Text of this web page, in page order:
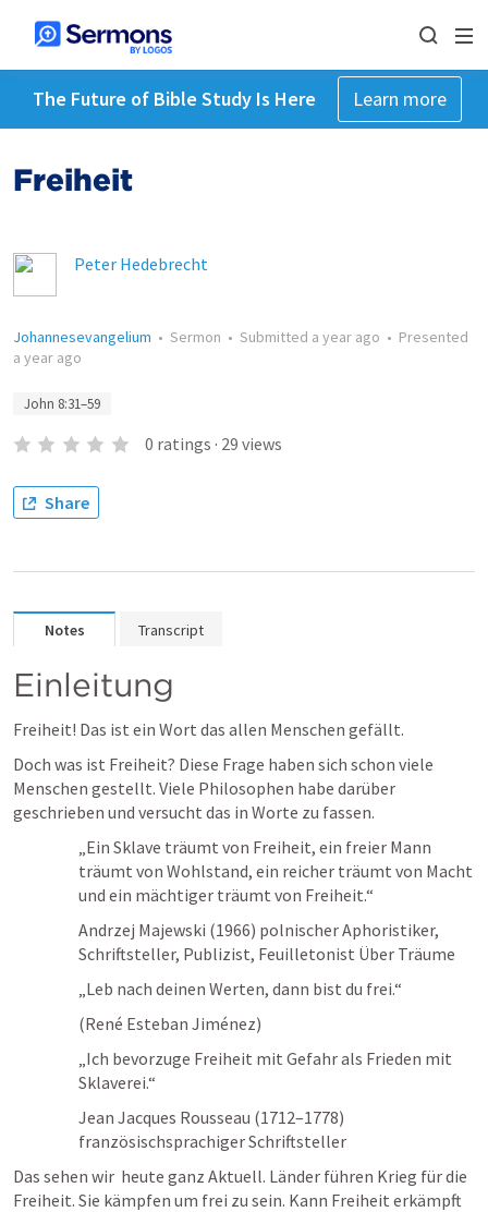
The Future of Bible Study Is Here Learn more
Freiheit
Peter Hedebrecht
Johannesevangelium • Sermon • Submitted a year ago • Presented
a year ago
John 8:31–59
0 ratings · 29 views
Share
Notes Transcript
Einleitung
Freiheit! Das ist ein Wort das allen Menschen gefällt.
Doch was ist Freiheit? Diese Frage haben sich schon viele
Menschen gestellt. Viele Philosophen habe darüber
geschrieben und versucht das in Worte zu fassen.
„Ein Sklave träumt von Freiheit, ein freier Mann
träumt von Wohlstand, ein reicher träumt von Macht
und ein mächtiger träumt von Freiheit.“
Andrzej Majewski (1966) polnischer Aphoristiker,
Schriftsteller, Publizist, Feuilletonist Über Träume
„Leb nach deinen Werten, dann bist du frei.“
(René Esteban Jiménez)
„Ich bevorzuge Freiheit mit Gefahr als Frieden mit
Sklaverei.“
Jean Jacques Rousseau (1712–1778)
französischsprachiger Schriftsteller
Das sehen wir  heute ganz Aktuell. Länder führen Krieg für die
Freiheit. Sie kämpfen um frei zu sein. Kann Freiheit erkämpft